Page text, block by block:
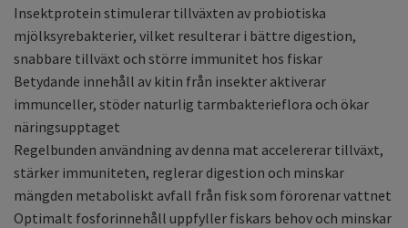
Insektprotein stimulerar tillväxten av probiotiska
mjölksyrebakterier, vilket resulterar i bättre digestion,
snabbare tillväxt och större immunitet hos fiskar
Betydande innehåll av kitin från insekter aktiverar
immunceller, stöder naturlig tarmbakterieflora och ökar
näringsupptaget
Regelbunden användning av denna mat accelererar tillväxt,
stärker immuniteten, reglerar digestion och minskar
mängden metaboliskt avfall från fisk som förorenar vattnet
Optimalt fosforinnehåll uppfyller fiskars behov och minskar